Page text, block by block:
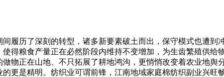
历了深刻的转型，诸多新要素破土而出，保守模式也遭到
得粮食产量正在必然阶段内维持不变增加，为生齿繁殖供给
物正在山地、不只拓展了耕地鸿沟，更悄悄改变着农业地舆
是精明。纺织业可谓前锋，江南地域家庭棉纺织副业兴旺